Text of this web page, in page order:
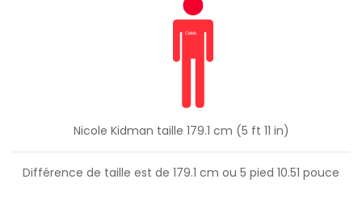
Nicole Kidman taille 179.1 cm (5 ft 11 in)
Différence de taille est de 179.1 cm ou 5 pied 10.51 pouce